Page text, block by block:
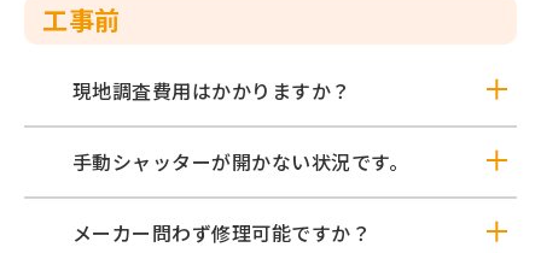
工事前
現地調査費用はかかりますか？
手動シャッターが開かない状況です。
メーカー問わず修理可能ですか？